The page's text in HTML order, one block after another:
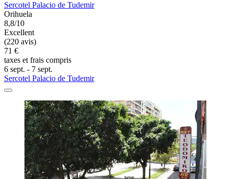
Sercotel Palacio de Tudemir
Orihuela
8,8/10
Excellent
(220 avis)
71 €
taxes et frais compris
6 sept. - 7 sept.
Sercotel Palacio de Tudemir